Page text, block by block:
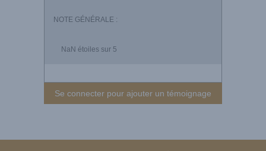
NOTE GÉNÉRALE :
NaN étoiles sur 5
Se connecter pour ajouter un témoignage